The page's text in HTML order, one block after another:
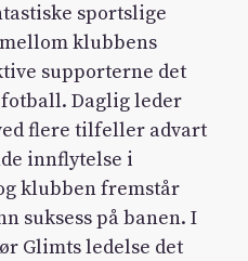
sportslige
klubbens
supporterne det
Daglig leder
flere tilfeller advart
innflytelse i
klubben fremstår
suksess på banen. I
Glimts ledelse det